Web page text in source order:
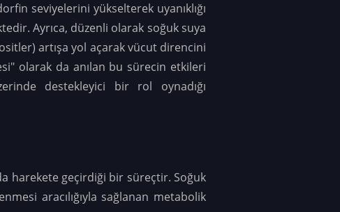
seviyelerini yükselterek uyanıklığı
Ayrıca, düzenli olarak soğuk suya
artışa yol açarak vücut direncini
olarak da anılan bu sürecin etkileri
destekleyici bir rol oynadığı
harekete geçirdiği bir süreçtir. Soğuk
aracılığıyla sağlanan metabolik